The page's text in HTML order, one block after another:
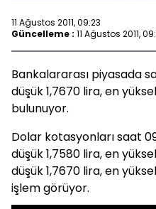
11 Ağustos 2011, 09:23
Güncelleme : 11 Ağustos 2011,
Bankalararası piyasada
düşük 1,7670 lira, en
bulunuyor.
Dolar kotasyonları saat
düşük 1,7580 lira, en
düşük 1,7670 lira, en
işlem görüyor.